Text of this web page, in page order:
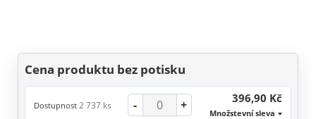
Cena produktu bez potisku
Dostupnost 2 737 ks - + 396,90 Kč
Množstevní sleva